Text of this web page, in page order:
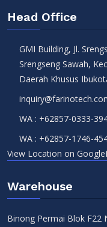
Head Office
GMI Building, Jl.
Srengseng Sawah,
Daerah Khusus
WA : +62857-0333-
WA : +62857-1746-
View Location on
Warehouse
Binong Permai Blok F22